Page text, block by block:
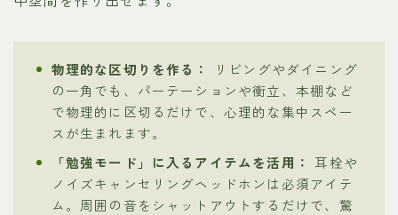
物理的な区切りを作る：
リビングやダイニング
の一角でも、パーテーションや衝立、本棚など
で物理的に区切るだけで、心理的な集中スペー
スが生まれます。
「勉強モード」に入るアイテムを活用： 耳栓や
ノイズキャンセリングヘッドホンは必須アイテ
ム。周囲の音をシャットアウトするだけで、驚